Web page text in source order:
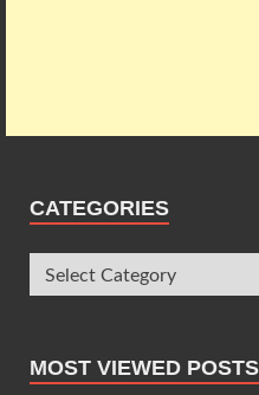
CATEGORIES
MOST VIEWED POSTS